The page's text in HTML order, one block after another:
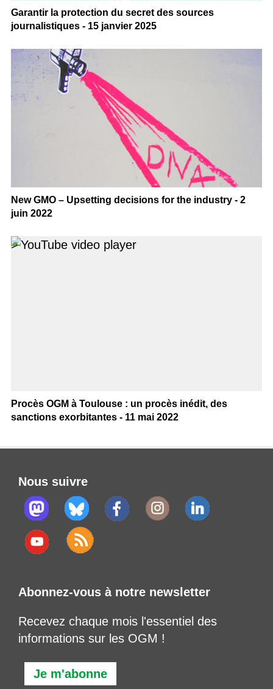
Garantir la protection du secret des sources
journalistiques - 15 janvier 2025
New GMO – Upsetting decisions for the industry - 2
juin 2022
>
Procès OGM à Toulouse : un procès inédit, des
sanctions exorbitantes - 11 mai 2022
Nous suivre
Abonnez-vous à notre newsletter
Recevez chaque mois l'essentiel des
informations sur les OGM !
Je m'abonne